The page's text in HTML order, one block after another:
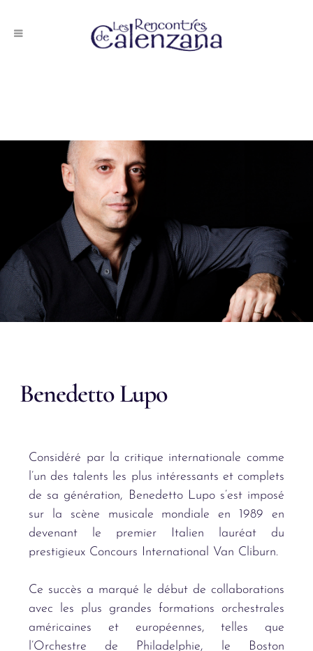
Benedetto Lupo
Considéré par la critique internationale comme
l’un des talents les plus intéressants et complets
de sa génération, Benedetto Lupo s’est imposé
sur la scène musicale mondiale en 1989 en
devenant le premier Italien lauréat du
prestigieux Concours International Van Cliburn.
Ce succès a marqué le début de collaborations
avec les plus grandes formations orchestrales
américaines et européennes, telles que
l’Orchestre de Philadelphie, le Boston